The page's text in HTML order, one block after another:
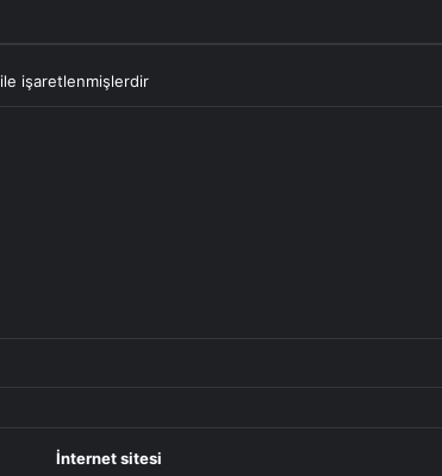
ile işaretlenmişlerdir
İnternet sitesi